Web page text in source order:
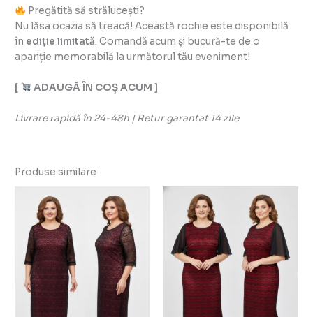
Pregătită să strălucești?
Nu lăsa ocazia să treacă! Această rochie este disponibilă
în ediție limitată. Comandă acum și bucură-te de o
apariție memorabilă la următorul tău eveniment!
[ ADAUGĂ ÎN COȘ ACUM ]
Livrare rapidă în 24-48h | Retur garantat 14 zile
Produse similare
Acest
multe
Opțiunile